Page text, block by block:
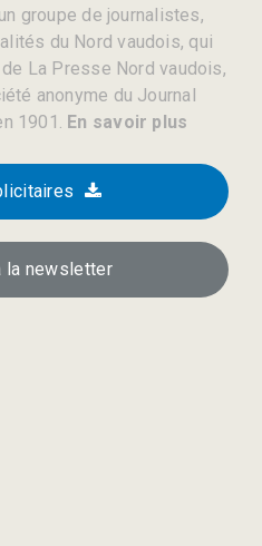
groupe de journalistes,
du Nord vaudois, qui
La Presse Nord vaudois,
anonyme du Journal
1901. En savoir plus
la newsletter